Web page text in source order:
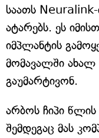
საათს
ატარებს. ეს
იმპლანტის
მომავალში ახალ
გაუმარტივონ.
არბოს ჩიპი წლის
შემდეგაც მას